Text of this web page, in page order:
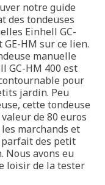
notre guide
des tondeuses
Einhell GC-
GE-HM sur ce lien.
manuelle
GC-HM 400 est
pour
jardin. Peu
cette tondeuse
valeur de 80 euros
marchands et
parfait des petit
Nous avons eu
loisir de la tester